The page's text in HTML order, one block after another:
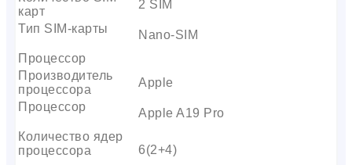
карт
2 SIM
Тип SIM-карты
Nano-SIM
Процессор
Производитель
процессора
Apple
Процессор
Apple A19 Pro
Количество ядер
процессора
6(2+4)